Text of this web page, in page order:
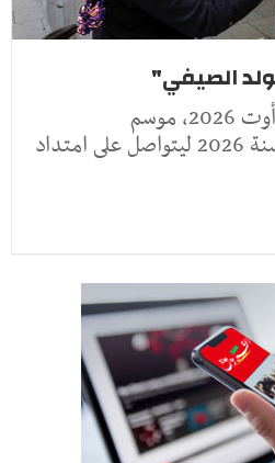
الصيفي"
ينطلق اليوم الجمعة، 7 أوت 2026، موسم
التخفيضات الصيفية لسنة 2026 ليتواصل على امتداد